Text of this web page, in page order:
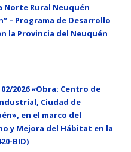
Norte Rural Neuquén
– Programa de Desarrollo
la Provincia del Neuquén
2026 «Obra: Centro de
Ciudad de
en el marco del
y Mejora del Hábitat en la
BID)